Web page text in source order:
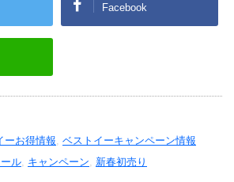
Facebook
ーお得情報, ベストイーキャンペーン情報
ル, キャンペーン, 新春初売り